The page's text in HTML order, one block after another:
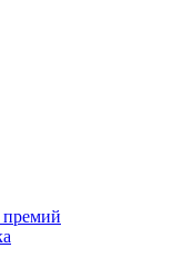
премий